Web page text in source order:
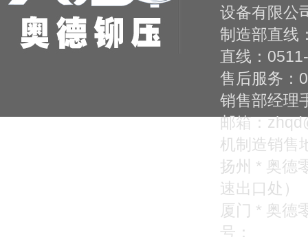
设备有限公
制造部直线
直线：
售后服务：
销售部经理
邮箱：
机制造销售
扬州 * 奥德
速出口处）
厦门 * 奥德
号：